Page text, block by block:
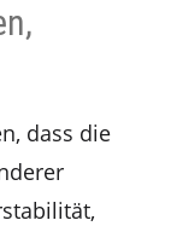
dass die